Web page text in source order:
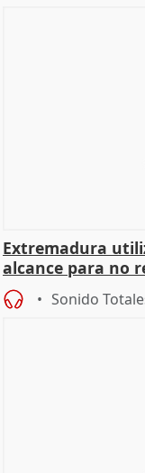
Extremadura
alcance para no
Sonido